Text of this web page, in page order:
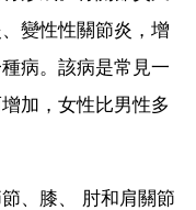
變性性關節炎，增
病。該病是常見一
加，女性比男性多
、膝、 肘和肩關節